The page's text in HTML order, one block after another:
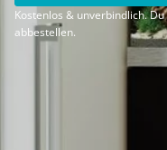
Kostenlos & unverbindlich.
abbestellen.